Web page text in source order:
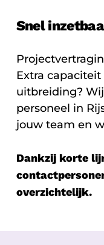
Snel
Extra
uitbreiding?
personeel in
jouw team en
Dankzij korte
overzichtelijk.